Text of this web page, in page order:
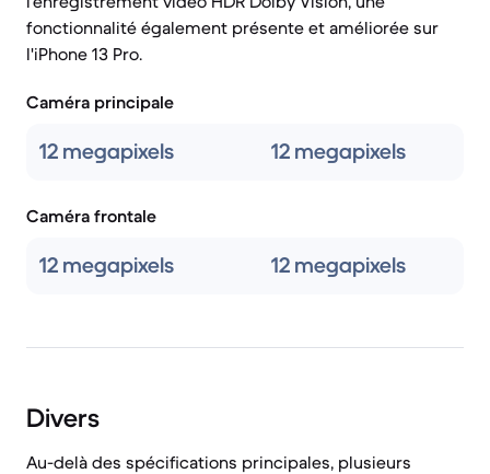
fonctionnalité également présente et améliorée sur
l'iPhone 13 Pro.
Caméra principale
12 megapixels 12 megapixels
Caméra frontale
12 megapixels 12 megapixels
Divers
Au-delà des spécifications principales, plusieurs